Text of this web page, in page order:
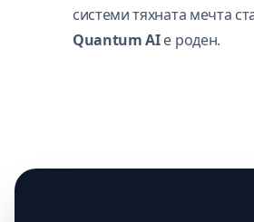
системи тяхната мечта
Quantum AIе роден.